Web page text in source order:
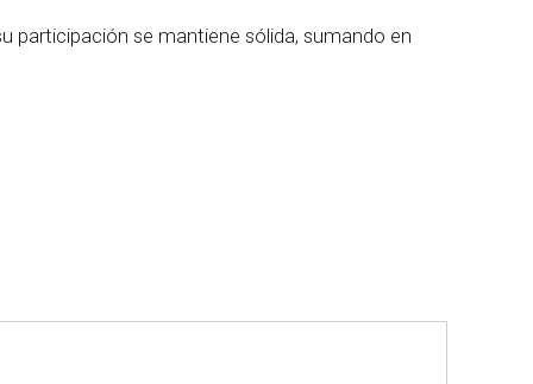
participación se mantiene sólida, sumando en